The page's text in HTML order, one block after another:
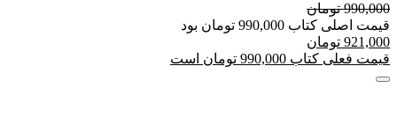
990,000 تومان
قیمت اصلی کتاب 990,000 تومان بود
921,000 تومان
قیمت فعلی کتاب 990,000 تومان است